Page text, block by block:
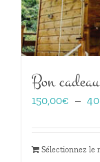
Bon
150,00€ –
Sélectionnez le